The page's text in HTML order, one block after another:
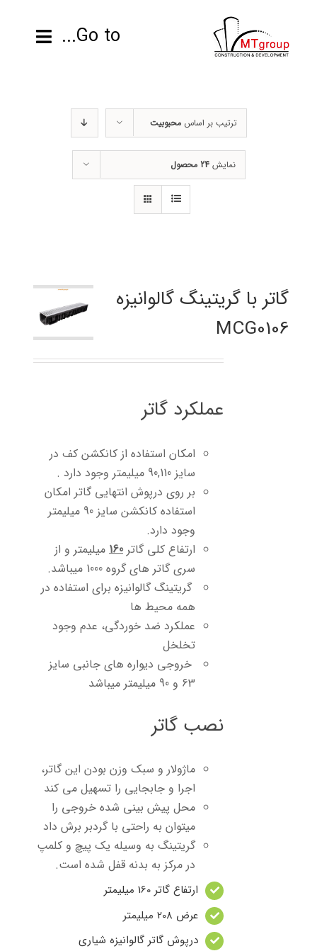
Go to...
تماس با ما
ترتیب بر اساسمحبوبیت
نمایش24 محصول
گاتر با گریتینگ گالوانیزه
MCG0106
عملکرد گاتر
امکان استفاده از کانکشن کف در
سایز 90,110 میلیمتر وجود دارد .
بر روی درپوش انتهایی گاتر امکان
استفاده کانکشن سایز 90 میلیمتر
وجود دارد.
ارتفاع کلی گاتر160 میلیمتر و از
سری گاتر های گروه 1000 میباشد.
گریتینگ گالوانیزه برای استفاده در
همه محیط ها
عملکرد ضد خوردگی، عدم وجود
تخلخل
خروجی دیواره های جانبی سایز
63 و 90 میلیمتر میباشد
نصب گاتر
ماژولار و سبک وزن بودن این گاتر،
اجرا و جابجایی را تسهیل می کند
محل پیش بینی شده خروجی را
میتوان به راحتی با گردبر برش داد
گریتینگ به وسیله یک پیچ و کلمپ
در مرکز به بدنه قفل شده است.
ارتفاع گاتر 160 میلیمتر
عرض 208 میلیمتر
درپوش گاتر گالوانیزه شیاری